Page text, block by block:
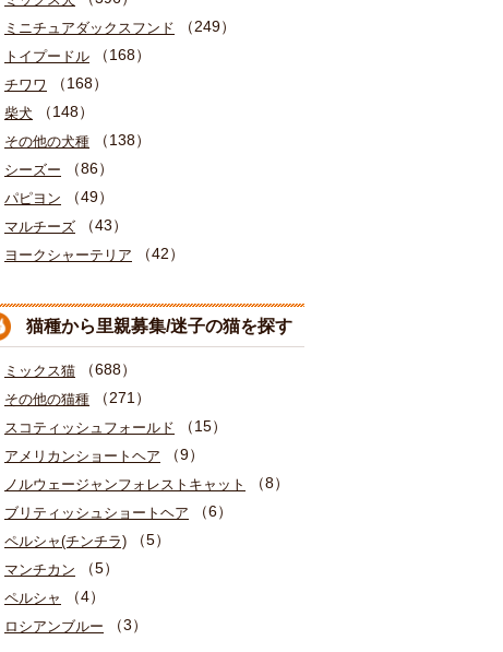
ミニチュアダックスフンド （249）
トイプードル （168）
チワワ （168）
柴犬 （148）
その他の犬種 （138）
シーズー （86）
パピヨン （49）
マルチーズ （43）
ヨークシャーテリア （42）
猫種から里親募集/迷子の猫を探す
ミックス猫 （688）
その他の猫種 （271）
スコティッシュフォールド （15）
アメリカンショートヘア （9）
ノルウェージャンフォレストキャット （8）
ブリティッシュショートヘア （6）
ペルシャ(チンチラ) （5）
マンチカン （5）
ペルシャ （4）
ロシアンブルー （3）